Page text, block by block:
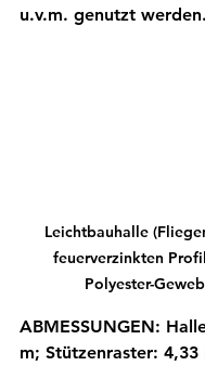
u.v.m. genutzt werden.
Leichtbauhalle
feuerverzinkten
Polyester-
ABMESSUNGEN:
m; Stützenraster: 4,33